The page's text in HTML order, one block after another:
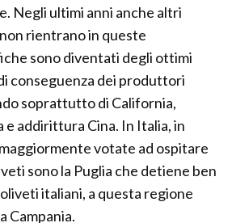
Negli ultimi anni anche altri
rientrano in queste
sono diventati degli ottimi
conseguenza dei produttori
soprattutto di California,
addirittura Cina. In Italia, in
votate ad ospitare
sono la Puglia che detiene ben
italiani, a questa regione
Campania.